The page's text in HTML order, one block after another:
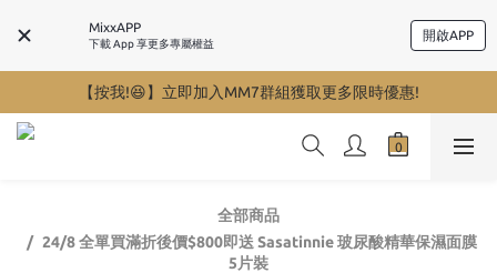
MixxAPP
下載 App 享更多專屬權益
開啟APP
【按我!😆】立即加入MM7群組獲取更多限時優惠!
全部商品
24/8 全單買滿折後價$800即送 Sasatinnie 玻尿酸精華保濕面膜
5片裝